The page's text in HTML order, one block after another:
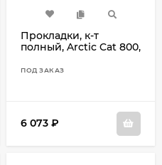
Прокладки, к-т
полный, Arctic Cat 800,
ПОД ЗАКАЗ
6 073 ₽